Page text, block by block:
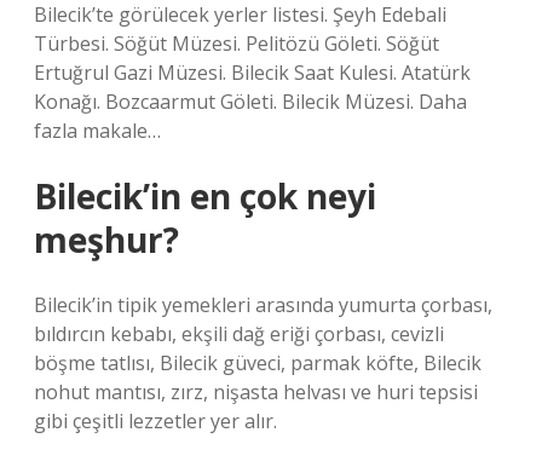
Bilecik’te görülecek yerler listesi. Şeyh Edebali
Türbesi. Söğüt Müzesi. Pelitözü Göleti. Söğüt
Ertuğrul Gazi Müzesi. Bilecik Saat Kulesi. Atatürk
Konağı. Bozcaarmut Göleti. Bilecik Müzesi. Daha
fazla makale…
Bilecik’in en çok neyi
meşhur?
Bilecik’in tipik yemekleri arasında yumurta çorbası,
bıldırcın kebabı, ekşili dağ eriği çorbası, cevizli
böşme tatlısı, Bilecik güveci, parmak köfte, Bilecik
nohut mantısı, zırz, nişasta helvası ve huri tepsisi
gibi çeşitli lezzetler yer alır.